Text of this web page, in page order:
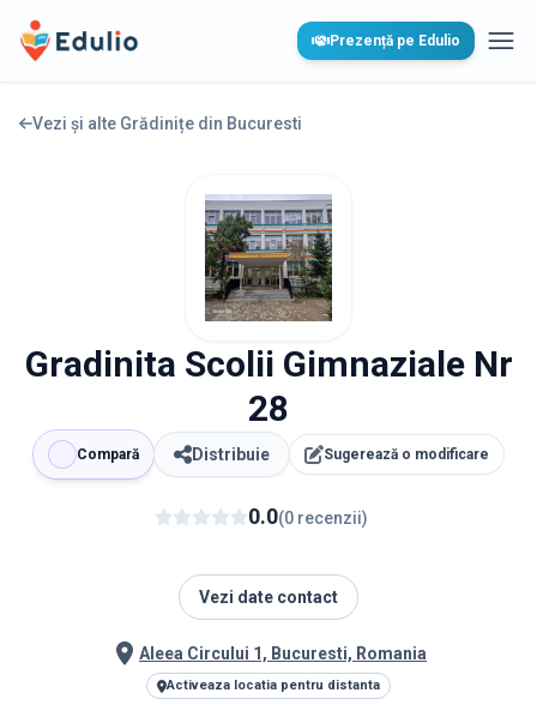
Edulio Prezență pe Edulio
Vezi și alte Grădinițe din Bucuresti
Gradinita Scolii Gimnaziale Nr
28
Compară Distribuie Sugerează o modificare
0.0(0 recenzii)
Vezi date contact
Aleea Circului 1, Bucuresti, Romania
Activeaza locatia pentru distanta